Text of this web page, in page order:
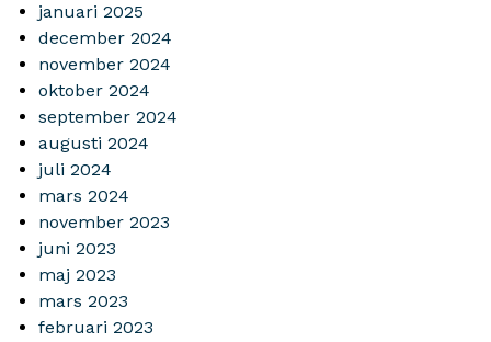
januari 2025
december 2024
november 2024
oktober 2024
september 2024
augusti 2024
juli 2024
mars 2024
november 2023
juni 2023
maj 2023
mars 2023
februari 2023